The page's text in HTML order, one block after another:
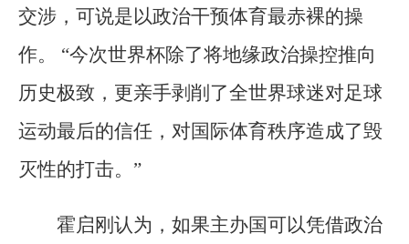
交涉，可说是以政治干预体育最赤裸的操
作。 “今次世界杯除了将地缘政治操控推向
历史极致，更亲手剥削了全世界球迷对足球
运动最后的信任，对国际体育秩序造成了毁
灭性的打击。”
霍启刚认为，如果主办国可以凭借政治